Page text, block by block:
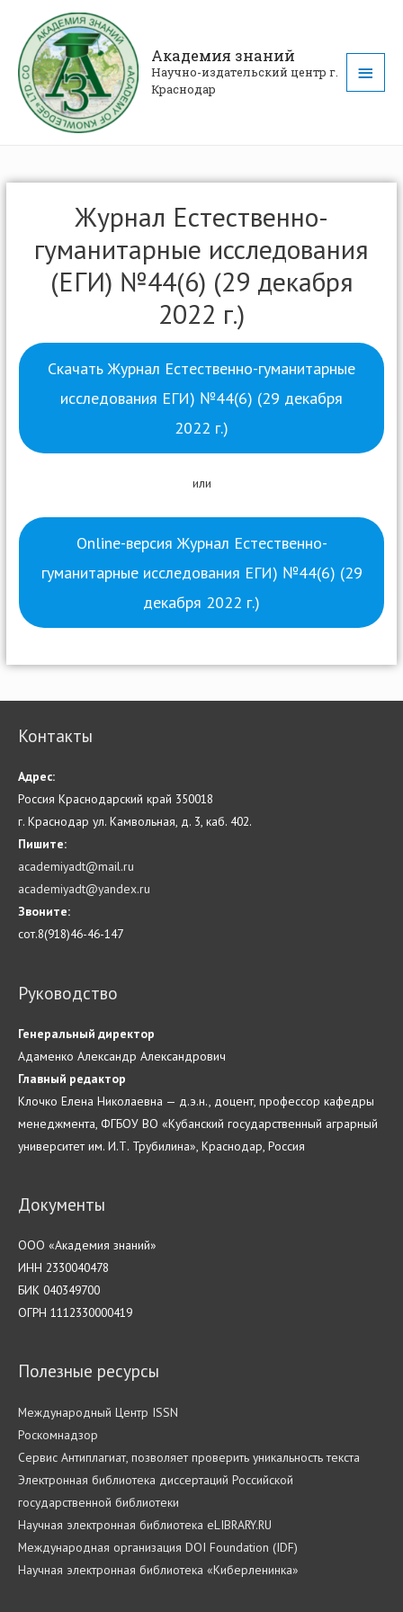
Академия знаний
Научно-издательский центр г.
Краснодар
Журнал Естественно-
гуманитарные исследования
(ЕГИ) №44(6) (29 декабря
2022 г.)
Скачать Журнал Естественно-гуманитарные
исследования ЕГИ) №44(6) (29 декабря
2022 г.)
или
Online-версия Журнал Естественно-
гуманитарные исследования ЕГИ) №44(6) (29
декабря 2022 г.)
Контакты
Адрес:
Россия Краснодарский край 350018
г. Краснодар ул. Камвольная, д. 3, каб. 402.
Пишите:
academiyadt@mail.ru
academiyadt@yandex.ru
Звоните:
сот.8(918)46-46-147
Руководство
Генеральный директор
Адаменко Александр Александрович
Главный редактор
Клочко Елена Николаевна — д.э.н., доцент, профессор кафедры
менеджмента, ФГБОУ ВО «Кубанский государственный аграрный
университет им. И.Т. Трубилина», Краснодар, Россия
Документы
ООО «Академия знаний»
ИНН 2330040478
БИК 040349700
ОГРН 1112330000419
Полезные ресурсы
Международный Центр ISSN
Роскомнадзор
Cервис Антиплагиат, позволяет проверить уникальность текста
Электронная библиотека диссертаций Российской
государственной библиотеки
Научная электронная библиотека eLIBRARY.RU
Международная организация DOI Foundation (IDF)
Научная электронная библиотека «Киберленинка»